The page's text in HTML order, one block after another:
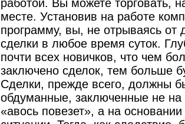
работой. Вы можете торговать,
месте. Установив на работе
программу, вы, не отрываясь от
сделки в любое время суток.
почти всех новичков, что чем
заключено сделок, тем больше
Сделки, прежде всего, должны
обдуманные, заключенные не на
«авось повезет», а на